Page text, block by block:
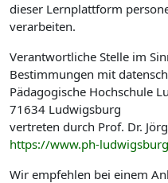
dieser Lernplattform
verarbeiten.
Verantwortliche Stelle im
Bestimmungen mit
Pädagogische Hochschule
71634 Ludwigsburg
vertreten durch Prof. Dr.
https://www.ph-
Wir empfehlen bei einem